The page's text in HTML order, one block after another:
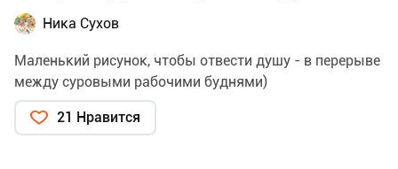
Ника Сухов
Маленький рисунок, чтобы отвести душу - в перерыве
между суровыми рабочими буднями)
21 Нравится